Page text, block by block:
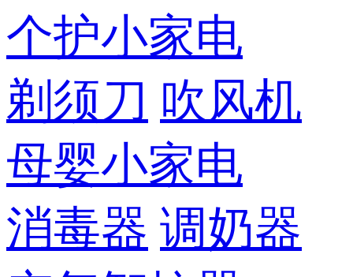
个护小家电
剃须刀 吹风机
母婴小家电
消毒器 调奶器